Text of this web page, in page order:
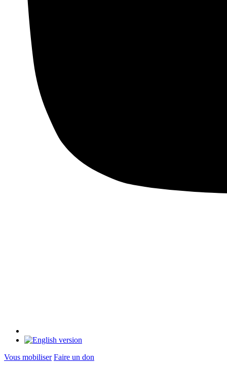
Vous mobiliser Faire un don